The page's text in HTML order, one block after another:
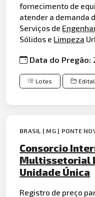
fornecimento de
atender a demanda
Serviços de
Sólidos e Limpeza
Data do Pregão:
Lotes Edital
BRASIL | MG | PONTE
Consorcio
Multissetorial
Unidade Única
Registro de preço